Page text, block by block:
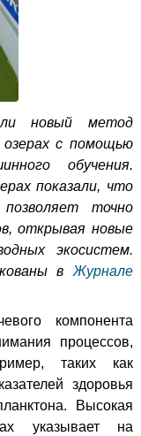
новый метод
озерах с помощью
обучения.
показали, что
точно
открывая новые
экосистем.
в Журнале
компонента
процессов,
таких как
здоровья
Высокая
указывает на